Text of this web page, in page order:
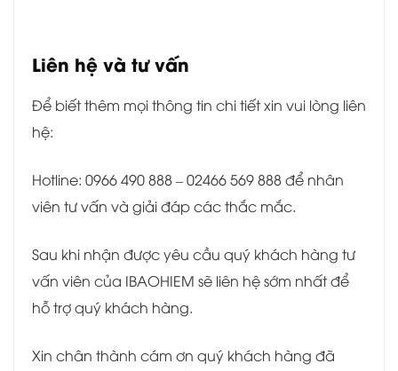
Liên hệ và tư vấn
Để biết thêm mọi thông tin chi tiết xin vui lòng liên
hệ:
Hotline: 0966 490 888 – 02466 569 888 để nhân
viên tư vấn và giải đáp các thắc mắc.
Sau khi nhận được yêu cầu quý khách hàng tư
vấn viên của IBAOHIEM sẽ liên hệ sớm nhất để
hỗ trợ quý khách hàng.
Xin chân thành cám ơn quý khách hàng đã